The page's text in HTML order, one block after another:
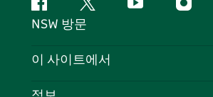
페
이
북
지
다
유
인
NSW 방문
문의하기
이 사이트에서
목적지